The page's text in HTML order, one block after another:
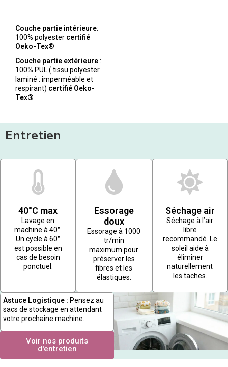
Couche partie intérieure:
100% polyester certifié
Oeko-Tex®
Couche partie extérieure:
100% PUL ( tissu polyester
laminé : imperméable et
respirant) certifié Oeko-
Tex®
Entretien
40°C max
Lavage en
machine à 40°.
Un cycle à 60°
est possible en
cas de besoin
ponctuel.
Essorage
doux
Essorage à 1000
tr/min
maximum pour
préserver les
fibres et les
élastiques.
Séchage air
Séchage à l’air
libre
recommandé. Le
soleil aide à
éliminer
naturellement
les taches.
Astuce Logistique : Pensez au
sacs de stockage en attendant
votre prochaine machine.
Voir nos produits
d'entretien